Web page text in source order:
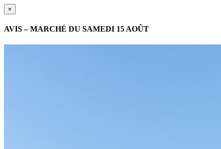
×
AVIS – MARCHÉ DU SAMEDI 15 AOÛT